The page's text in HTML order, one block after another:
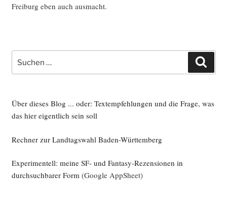
Frei­burg eben auch ausmacht.
nach:
Über dieses Blog ... oder: Textempfehlungen und die Frage, was
das hier eigentlich sein soll
Rechner zur Landtagswahl Baden-Württemberg
Experimentell: meine SF- und Fantasy-Rezensionen in
durchsuchbarer Form(Google AppSheet)